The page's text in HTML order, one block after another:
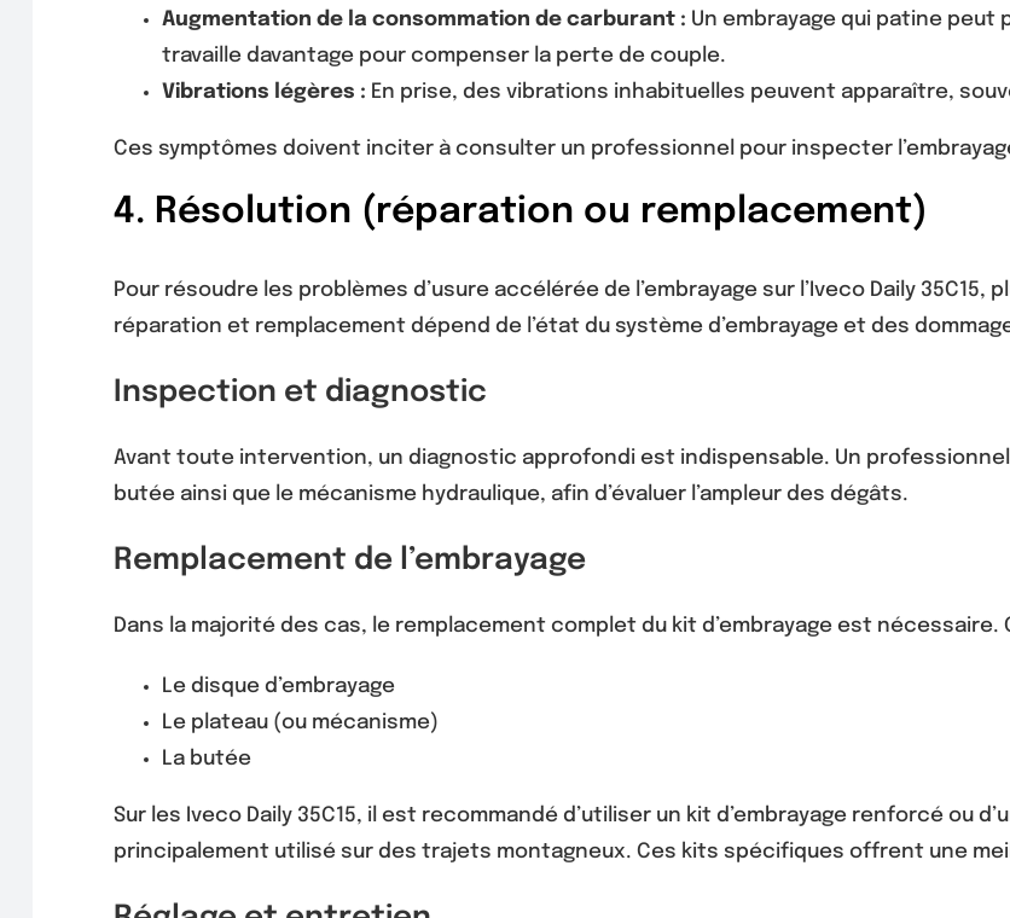
Augmentation de la consommation de carburant : Un embrayage qui patine
travaille davantage pour compenser la perte de couple.
Vibrations légères : En prise, des vibrations inhabituelles peuvent apparaître,
Ces symptômes doivent inciter à consulter un professionnel pour inspecter
4. Résolution (réparation ou remplacement)
Pour résoudre les problèmes d’usure accélérée de l’embrayage sur l’Iveco Daily
réparation et remplacement dépend de l’état du système d’embrayage et des
Inspection et diagnostic
Avant toute intervention, un diagnostic approfondi est indispensable. Un
butée ainsi que le mécanisme hydraulique, afin d’évaluer l’ampleur des dégâts.
Remplacement de l’embrayage
Dans la majorité des cas, le remplacement complet du kit d’embrayage est nécessaire.
Le disque d’embrayage
Le plateau (ou mécanisme)
La butée
Sur les Iveco Daily 35C15, il est recommandé d’utiliser un kit d’embrayage renforcé ou
principalement utilisé sur des trajets montagneux. Ces kits spécifiques offrent une